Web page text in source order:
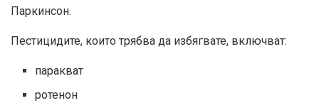
Паркинсон.
Пестицидите, които трябва да избягвате, включват:
паракват
ротенон